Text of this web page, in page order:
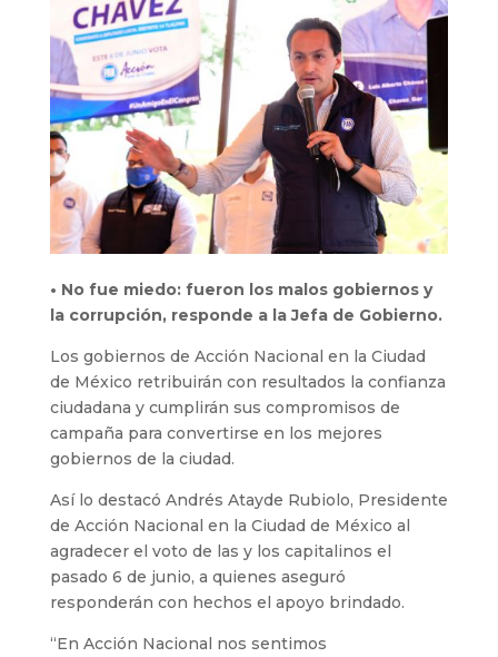
• No fue miedo: fueron los malos gobiernos y
la corrupción, responde a la Jefa de Gobierno.
Los gobiernos de Acción Nacional en la Ciudad
de México retribuirán con resultados la confianza
ciudadana y cumplirán sus compromisos de
campaña para convertirse en los mejores
gobiernos de la ciudad.
Así lo destacó Andrés Atayde Rubiolo, Presidente
de Acción Nacional en la Ciudad de México al
agradecer el voto de las y los capitalinos el
pasado 6 de junio, a quienes aseguró
responderán con hechos el apoyo brindado.
“En Acción Nacional nos sentimos